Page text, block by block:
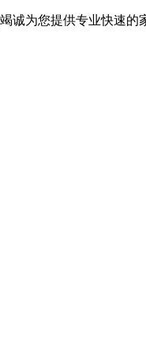
诚为您提供专业快速的